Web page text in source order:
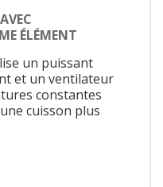
ÉLÉMENT
un puissant
et un ventilateur
constantes
cuisson plus